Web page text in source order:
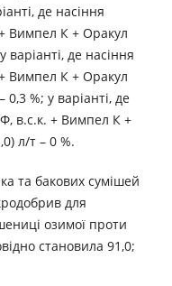
де насіння
Вимпел К + Оракул
варіанті, де насіння
Вимпел К + Оракул
%; у варіанті, де
в.с.к. + Вимпел К +
л/т – 0 %.
та бакових сумішей
для
озимої проти
становила 91,0;